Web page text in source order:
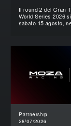
Il round 2 del Gran
World Series 2026
sabato 15 agosto,
Partnership
28/07/2026